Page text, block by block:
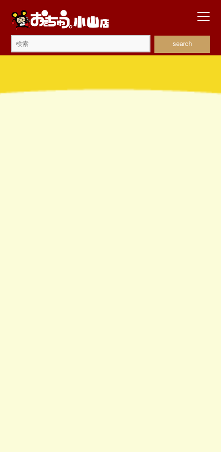
search